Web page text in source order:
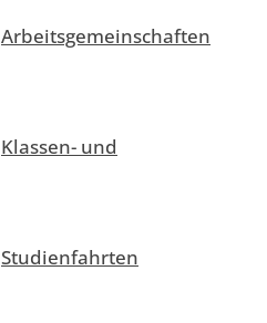
Arbeitsgemeinschaften
Klassen- und
Studienfahrten